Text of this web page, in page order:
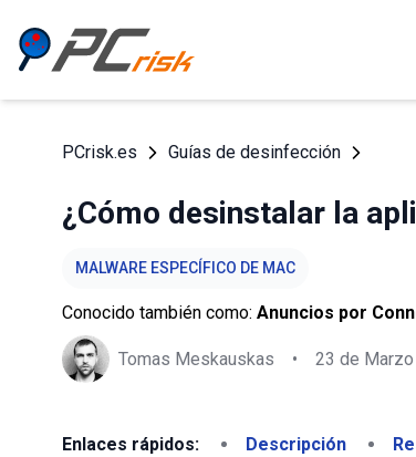
PCrisk.es Guías de desinfección
¿Cómo desinstalar la
MALWARE ESPECÍFICO DE MAC
Conocido también como: Anuncios por
Tomas Meskauskas • 23 de
Enlaces rápidos: Descripción